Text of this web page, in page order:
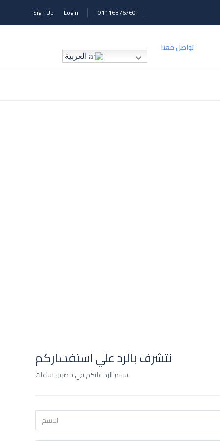
01116376760
Login
Sign Up
تواصل معنا
العربية
نتشرف بالرد علي استفساركم
سيتم الرد عليكم في خضون ساعات